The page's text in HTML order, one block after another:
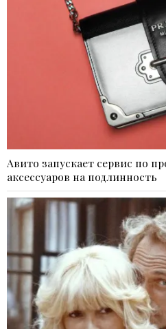
Авито запускает сервис по
аксессуаров на подлинность